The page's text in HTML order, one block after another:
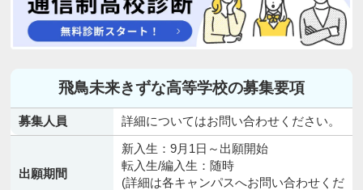
飛鳥未来きずな高等学校の募集要項
募集人員 詳細についてはお問い合わせください。
出願期間
新入生：9月1日～出願開始
転入生/編入生：随時
(詳細は各キャンパスへお問い合わせくだ